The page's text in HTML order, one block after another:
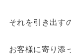
それを引き出す
お客様に寄り添